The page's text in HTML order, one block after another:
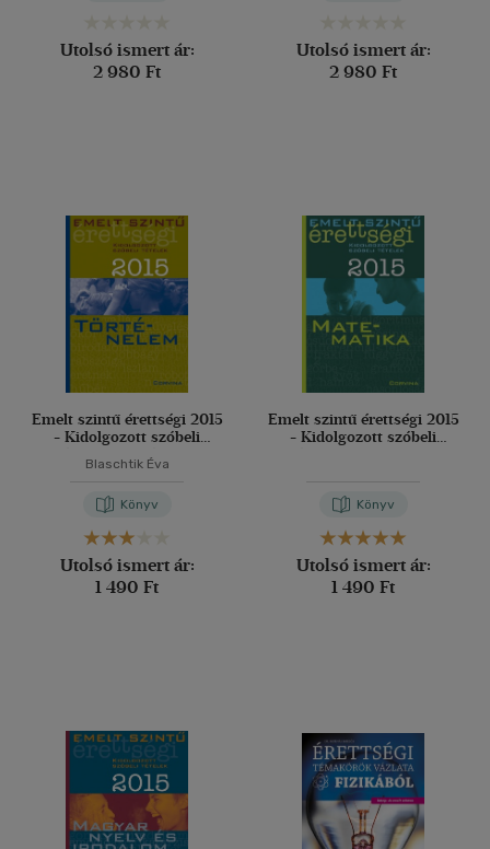
Utolsó ismert ár:
2 980 Ft
Utolsó ismert ár:
2 980 Ft
Emelt szintű érettségi 2015
- Kidolgozott szóbeli
tételek - Történelem
Blaschtik Éva
Könyv
Utolsó ismert ár:
1 490 Ft
Emelt szintű érettségi 2015
- Kidolgozott szóbeli
Könyv
Utolsó ismert ár:
1 490 Ft